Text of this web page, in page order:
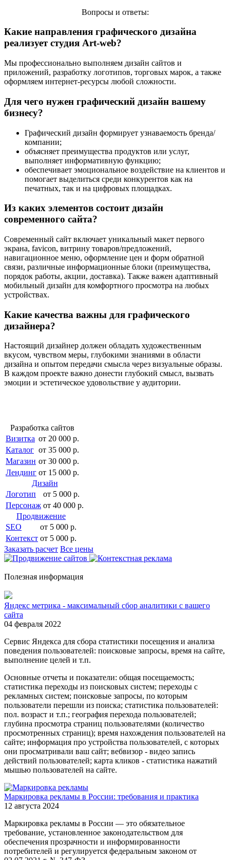
Вопросы и ответы:
Какие направления графического дизайна
реализует студия Art-web?
Мы профессионально выполняем дизайн сайтов и
приложений, разработку логотипов, торговых марок, а также
оформляем интернет-ресурсы любой сложности.
Для чего нужен графический дизайн вашему
бизнесу?
Графический дизайн формирует узнаваемость бренда/
компании;
объясняет преимущества продуктов или услуг,
выполняет информативную функцию;
обеспечивает эмоциональное воздействие на клиентов и
помогает выделиться среди конкурентов как на
печатных, так и на цифровых площадках.
Из каких элементов состоит дизайн
современного сайта?
Современный сайт включает уникальный макет первого
экрана, favicon, витрину товаров/предложений,
навигационное меню, оформление цен и форм обратной
связи, различные информационные блоки (преимущества,
порядок работы, акции, доставка). Также важен адаптивный
мобильный дизайн для комфортного просмотра на любых
устройствах.
Какие качества важны для графического
дизайнера?
Настоящий дизайнер должен обладать художественным
вкусом, чувством меры, глубокими знаниями в области
дизайна и опытом передачи смысла через визуальные образы.
В каждом проекте важно донести глубокий смысл, вызвать
эмоции и эстетическое удовольствие у аудитории.
Разработка сайтов
Визитка от 20 000 р.
Каталог от 35 000 р.
Магазин от 30 000 р.
Лендинг от 15 000 р.
Дизайн
Логотип
от 5 000 р.
Персонаж от 40 000 р.
Продвижение
SEO
от 5 000 р.
Контекст от 5 000 р.
Заказать расчет Все цены
Полезная информация
Яндекс метрика - максимальный сбор аналитики с вашего
сайта
04 февраля 2022
Сервис Яндекса для сбора статистики посещения и анализа
поведения пользователей: поисковые запросы, время на сайте,
выполнение целей и т.п.
Основные отчеты и показатели: общая посещаемость;
статистика переходы из поисковых систем; переходы с
рекламных систем; поисковые запросы, по которым
пользователи перешли из поиска; статистика пользователей:
пол. возраст и т.п.; география перехода пользователей;
глубина просмотра страниц пользователями (количество
просмотренных страниц); время нахождения пользователей на
сайте; информация про устройства пользователей, с которых
они просматривали ваш сайт; вебвизор - видео запись
действий пользователей; карта кликов - статистика нажатий
мышью пользователей на сайте.
Маркировка рекламы в России: требования и практика
12 августа 2024
Маркировка рекламы в России — это обязательное
требование, установленное законодательством для
обеспечения прозрачности и информированности
потребителей и регулируется федеральным законом от